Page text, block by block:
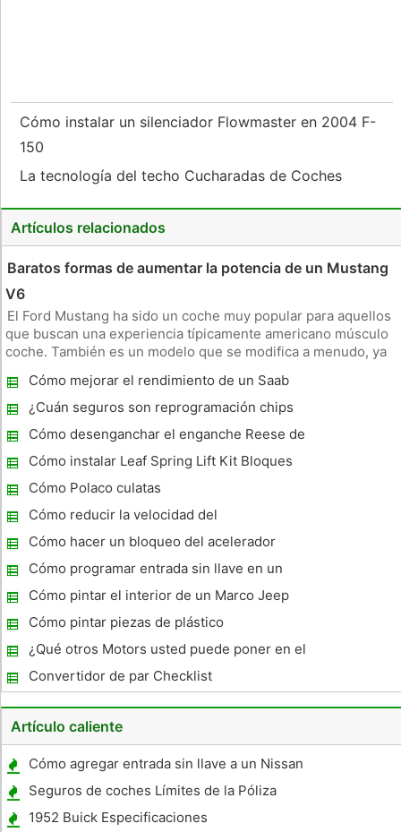
Cómo instalar un silenciador Flowmaster en 2004 F-
150
La tecnología del techo Cucharadas de Coches
Artículos relacionados
Baratos formas de aumentar la potencia de un Mustang
V6
El Ford Mustang ha sido un coche muy popular para aquellos
que buscan una experiencia típicamente americano músculo
coche. También es un modelo que se modifica a menudo, ya
solo se aplica al motor V8 Mustang GT, pero también se aplica
a la me
Cómo mejorar el rendimiento de un Saab
Aero
¿Cuán seguros son reprogramación chips
de rendimiento en un Toyota ?
Cómo desenganchar el enganche Reese de
una bola de remolque
Cómo instalar Leaf Spring Lift Kit Bloques
Cómo Polaco culatas
Cómo reducir la velocidad del
limpiaparabrisas Motor Parabrisas
Cómo hacer un bloqueo del acelerador
motocicleta
Cómo programar entrada sin llave en un
Ford Taurus procedimiento de
programación 2000
Cómo pintar el interior de un Marco Jeep
caja
Cómo pintar piezas de plástico
¿Qué otros Motors usted puede poner en el
Mazda GLC?
Convertidor de par Checklist
Artículo caliente
Cómo agregar entrada sin llave a un Nissan
Sentra 2008
Seguros de coches Límites de la Póliza
1952 Buick Especificaciones